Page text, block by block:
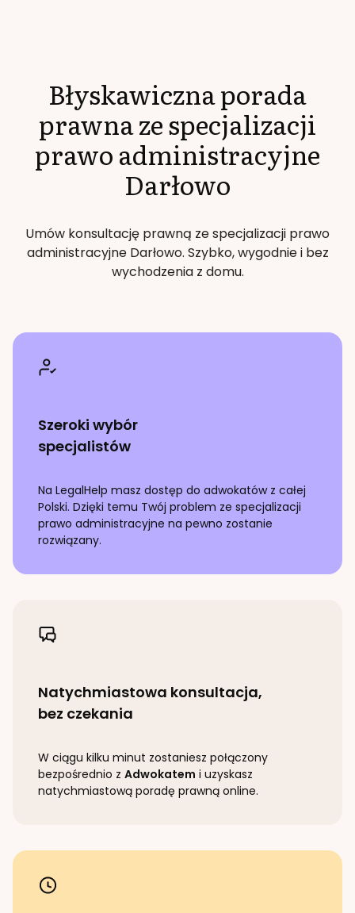
Błyskawiczna porada
prawna ze specjalizacji
prawo administracyjne
Darłowo
Umów konsultację prawną ze specjalizacji prawo
administracyjneDarłowo. Szybko, wygodnie i bez
wychodzenia z domu.
Szeroki wybór
specjalistów
Na LegalHelp masz dostęp do adwokatów z całej
Polski. Dzięki temu Twój problem ze specjalizacji
prawo administracyjne na pewno zostanie
rozwiązany.
Natychmiastowa konsultacja,
bez czekania
W ciągu kilku minut zostaniesz połączony
bezpośrednio z Adwokatem i uzyskasz
natychmiastową poradę prawną online.